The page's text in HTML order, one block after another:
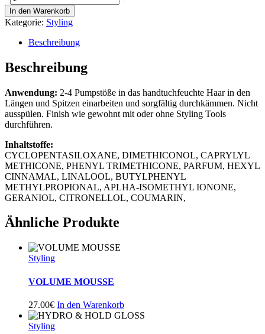
SMOOTHING
ELIXIR
quantity
In den Warenkorb
Kategorie: Styling
Beschreibung
Beschreibung
Anwendung: 2-4 Pumpstöße in das handtuchfeuchte Haar in den
Längen und Spitzen einarbeiten und sorgfältig durchkämmen. Nicht
ausspülen. Finish wie gewohnt mit oder ohne Styling Tools
durchführen.
Inhaltstoffe:
CYCLOPENTASILOXANE, DIMETHICONOL, CAPRYLYL
METHICONE, PHENYL TRIMETHICONE, PARFUM, HEXYL
CINNAMAL, LINALOOL, BUTYLPHENYL
METHYLPROPIONAL, APLHA-ISOMETHYL IONONE,
GERANIOL, CITRONELLOL, COUMARIN,
Ähnliche Produkte
Styling
VOLUME MOUSSE
27.00€ In den Warenkorb
Styling